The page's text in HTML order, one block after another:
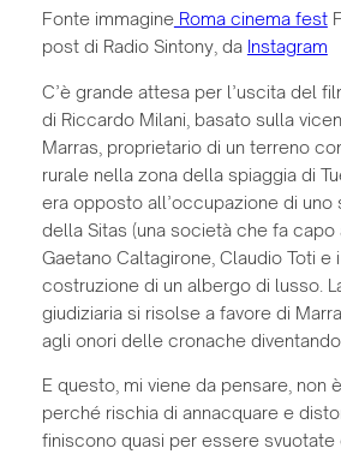
Fonte immagineRoma cinema fest
post di Radio Sintony, da Instagram
C’è grande attesa per l’uscita del
di Riccardo Milani, basato sulla
Marras, proprietario di un terreno
rurale nella zona della spiaggia di
era opposto all’occupazione di
della Sitas (una società che fa
Gaetano Caltagirone, Claudio Toti e
costruzione di un albergo di lusso.
giudiziaria si risolse a favore di
agli onori delle cronache diventando
E questo, mi viene da pensare, non
perché rischia di annacquare e
finiscono quasi per essere svuotate